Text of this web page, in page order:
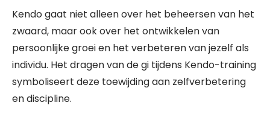
Kendo gaat niet alleen over het beheersen van het
zwaard, maar ook over het ontwikkelen van
persoonlijke groei en het verbeteren van jezelf als
individu. Het dragen van de gi tijdens Kendo-training
symboliseert deze toewijding aan zelfverbetering
en discipline.